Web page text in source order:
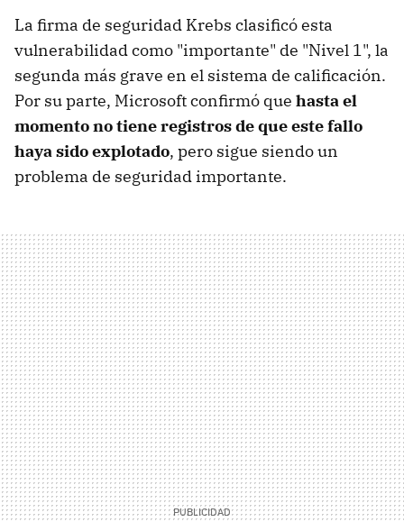
La firma de seguridad Krebs clasificó esta
vulnerabilidad como "importante" de "Nivel 1", la
segunda más grave en el sistema de calificación.
Por su parte, Microsoft confirmó que hasta el
momento no tiene registros de que este fallo
haya sido explotado, pero sigue siendo un
problema de seguridad importante.